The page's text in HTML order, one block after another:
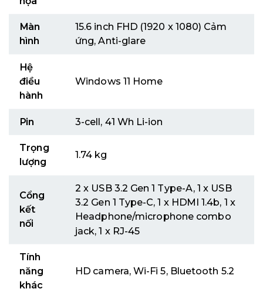
Màn
hình
15.6 inch FHD (1920 x 1080) Cảm
ứng, Anti-glare
Hệ
điều
hành
Windows 11 Home
Pin 3-cell, 41 Wh Li-ion
Trọng
lượng
1.74 kg
Cổng
kết
nối
2 x USB 3.2 Gen 1 Type-A, 1 x USB
3.2 Gen 1 Type-C, 1 x HDMI 1.4b, 1 x
Headphone/microphone combo
jack, 1 x RJ-45
Tính
năng
khác
HD camera, Wi-Fi 5, Bluetooth 5.2